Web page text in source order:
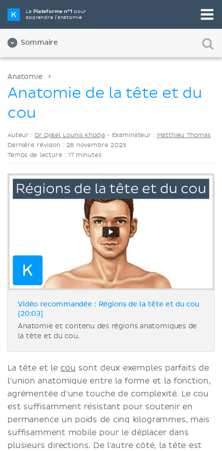
La Plateforme n°1 pour
apprendre l’anatomie
Sommaire
Choisissez votre outil d'étude préféré
Vidéos
Anatomie
Anatomie de la tête et du
cou
Auteur : Dr Djalel Lounis Khodja • Examinateur : Matthieu Thomas
Dernière révision : 28 novembre 2023
Temps de lecture : 17 minutes
Vidéo recommandée : Régions de la tête et du cou
[20:03]
Anatomie et contenu des régions anatomiques de
la tête et du cou.
La tête et le cou sont deux exemples parfaits de
l'union anatomique entre la forme et la fonction,
agrémentée d'une touche de complexité. Le cou
est suffisamment résistant pour soutenir en
permanence un poids de cinq kilogrammes, mais
suffisamment mobile pour le déplacer dans
plusieurs directions. De l'autre côté, la tête est